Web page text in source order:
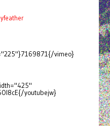
vimeo}
youtubejw}